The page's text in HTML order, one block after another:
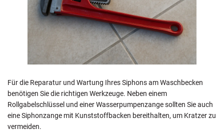
Für die Reparatur und Wartung Ihres Siphons am Waschbecken
benötigen Sie die richtigen Werkzeuge. Neben einem
Rollgabelschlüssel und einer Wasserpumpenzange sollten Sie auch
eine Siphonzange mit Kunststoffbacken bereithalten, um Kratzer zu
vermeiden.